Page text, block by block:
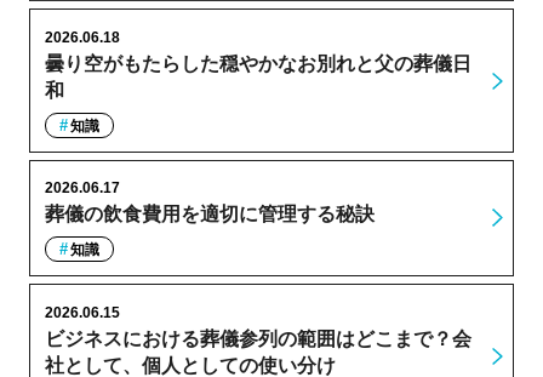
曇り空がもたらした穏やかなお別れと父の葬儀日
和
2026.06.18
知識
葬儀の飲食費用を適切に管理する秘訣
2026.06.17
知識
ビジネスにおける葬儀参列の範囲はどこまで？会
社として、個人としての使い分け
2026.06.15